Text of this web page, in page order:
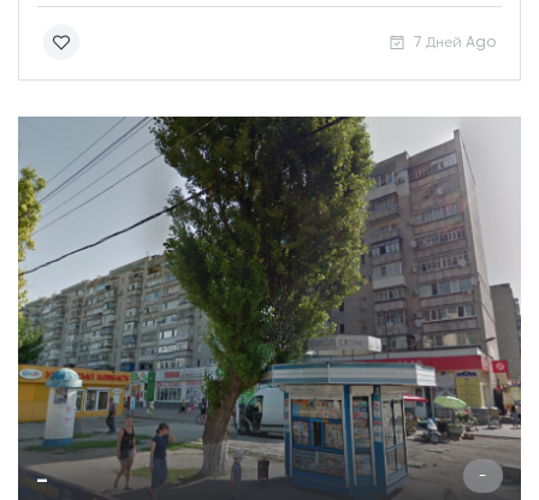
7 Дней Ago
- -